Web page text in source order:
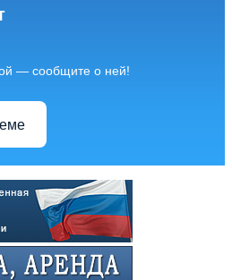
— сообщите о ней!